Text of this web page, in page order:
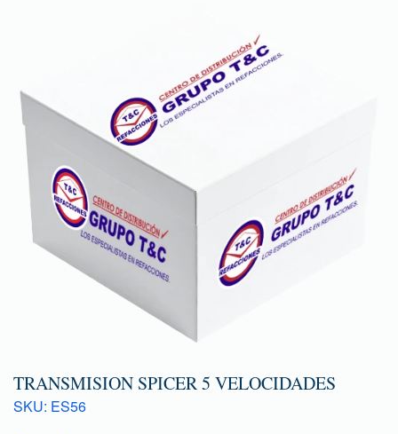
TRANSMISION SPICER 5 VELOCIDADES
SKU: ES56